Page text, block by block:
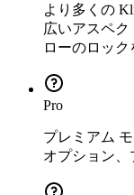
より多くの
広いアスペ
ローのロック
Pro
プレミアム
オプション、